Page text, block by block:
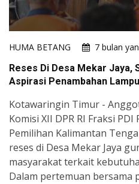
HUMA BETANG
7 bulan
Reses Di Desa Mekar Jaya,
Aspirasi Penambahan
Kotawaringin Timur -
Komisi XII DPR RI Fraksi
Pemilihan Kalimantan
reses di Desa Mekar Jaya
masyarakat terkait
Dalam pertemuan bersama